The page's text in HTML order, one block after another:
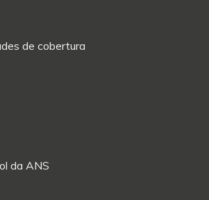
de cobertura
da ANS